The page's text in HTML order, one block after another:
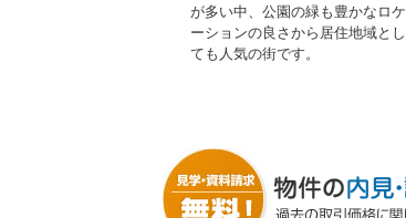
が多い中、公園の緑も豊かなロケ
ーションの良さから居住地域とし
ても人気の街です。